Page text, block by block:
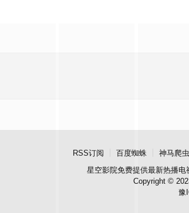
RSS订阅 百度蜘蛛 神马爬虫
星空影院免费提供最新热播电
Copyright ©
豫